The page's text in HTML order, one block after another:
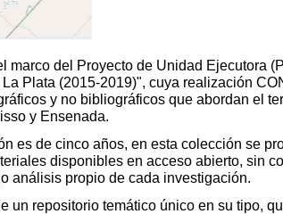
marco del Proyecto de Unidad Ejecutora
Plata (2015-2019)", cuya realización
y no bibliográficos que abordan el
y Ensenada.
es de cinco años, en esta colección se
disponibles en acceso abierto, sin
análisis propio de cada investigación.
un repositorio temático único en su tipo,